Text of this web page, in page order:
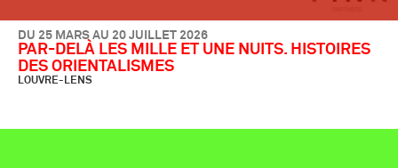
DU 25 MARS AU 20 JUILLET 2026
PAR-DELÀ LES MILLE ET UNE NUITS. HISTOIRES
DES ORIENTALISMES
LOUVRE-LENS